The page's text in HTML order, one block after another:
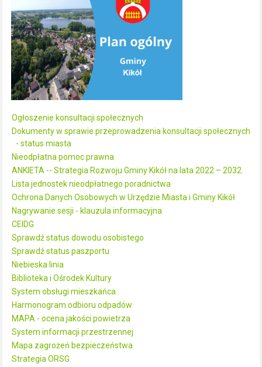
Ogłoszenie konsultacji społecznych
Dokumenty w sprawie przeprowadzenia konsultacji społecznych
- status miasta
Nieodpłatna pomoc prawna
ANKIETA -- Strategia Rozwoju Gminy Kikół na lata 2022 – 2032.
Lista jednostek nieodpłatnego poradnictwa
Ochrona Danych Osobowych w Urzędzie Miasta i Gminy Kikół
Nagrywanie sesji - klauzula informacyjna
CEIDG
Sprawdź status dowodu osobistego
Sprawdź status paszportu
Niebieska linia
Biblioteka i Ośrodek Kultury
System obsługi mieszkańca
Harmonogram odbioru odpadów
MAPA - ocena jakości powietrza
System informacji przestrzennej
Mapa zagrożeń bezpieczeństwa
Strategia ORSG